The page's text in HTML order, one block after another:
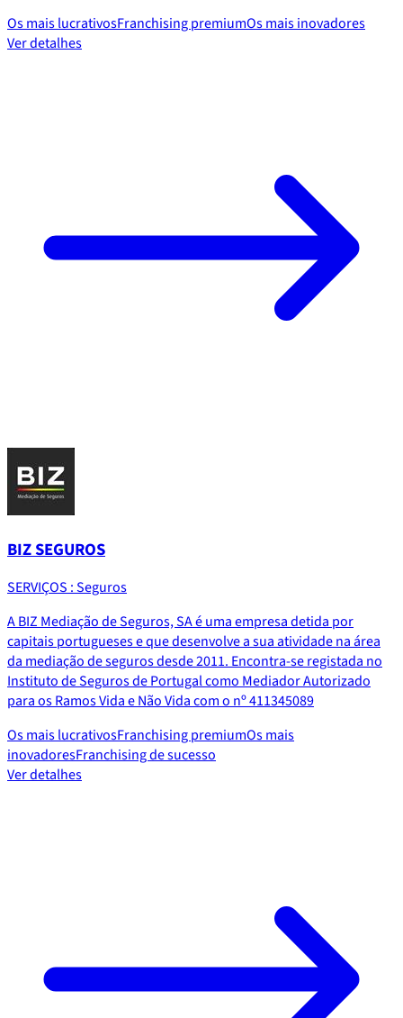
Os mais lucrativosFranchising premiumOs mais inovadores
Ver detalhes
BIZ SEGUROS
SERVIÇOS : Seguros
A BIZ Mediação de Seguros, SA é uma empresa detida por
capitais portugueses e que desenvolve a sua atividade na área
da mediação de seguros desde 2011. Encontra-se registada no
Instituto de Seguros de Portugal como Mediador Autorizado
para os Ramos Vida e Não Vida com o nº 411345089
Os mais lucrativosFranchising premiumOs mais
inovadoresFranchising de sucesso
Ver detalhes